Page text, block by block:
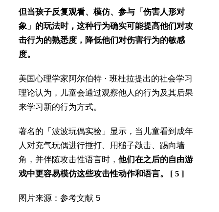
但当孩子反复观看、模仿、参与「伤害人形对
象」的玩法时，这种行为确实可能提高他们对攻
击行为的熟悉度，降低他们对伤害行为的敏感
度。
美国心理学家阿尔伯特 · 班杜拉提出的社会学习
理论认为，儿童会通过观察他人的行为及其后果
来学习新的行为方式。
著名的「波波玩偶实验」显示，当儿童看到成年
人对充气玩偶进行捶打、用槌子敲击、踢向墙
角，并伴随攻击性语言时， 他们在之后的自由游
戏中更容易模仿这些攻击性动作和语言。 [ 5 ]
图片来源：参考文献 5